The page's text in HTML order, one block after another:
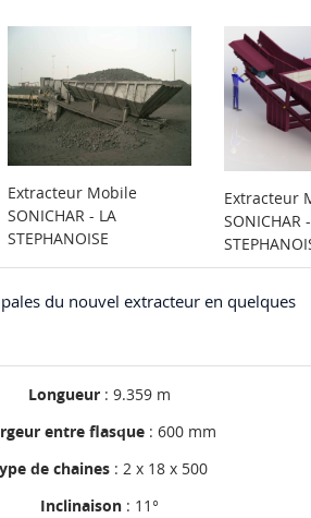
Extracteur Mobile
SONICHAR - LA
STEPHANOISE
Extracteur
SONICHAR
du nouvel extracteur en quelques
Longueur: 9.359 m
entre flasque: 600 mm
de chaines : 2 x 18 x 500
Inclinaison: 11°